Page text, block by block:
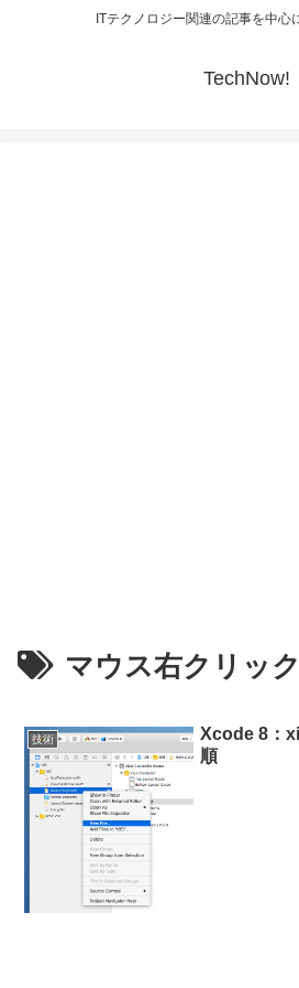
ITテクノロジー関連の記事を中心
TechNow!
マウス右クリック
技術
Xcode 8：
順